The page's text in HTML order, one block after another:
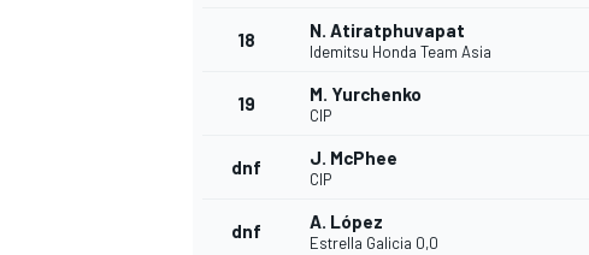
18 N. Atiratphuvapat
Idemitsu Honda Team Asia
19 M. Yurchenko
CIP
dnf J. McPhee
CIP
dnf A. López
Estrella Galicia 0,0